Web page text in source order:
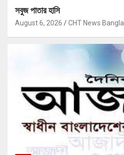
সবুজ পাতার হাসি
August 6, 2026 CHT News Bangla